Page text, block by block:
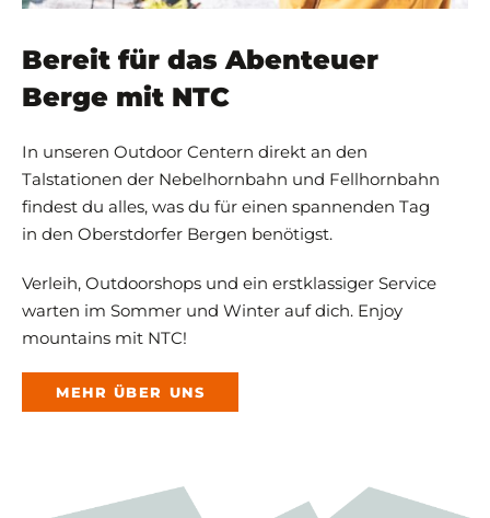
Bereit für das Abenteuer
Berge mit NTC
In unseren Outdoor Centern direkt an den
Talstationen der Nebelhornbahn und Fellhornbahn
findest du alles, was du für einen spannenden Tag
in den Oberstdorfer Bergen benötigst.
Verleih, Outdoorshops und ein erstklassiger Service
warten im Sommer und Winter auf dich. Enjoy
mountains mit NTC!
MEHR ÜBER UNS